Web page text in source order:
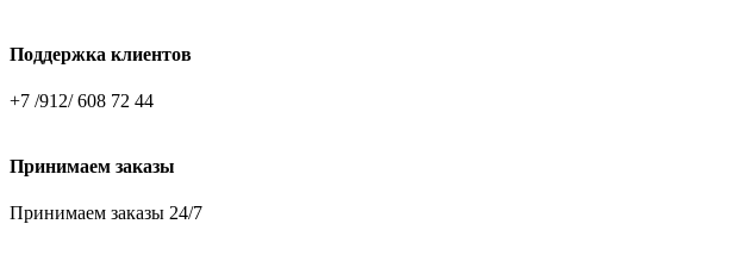
Поддержка клиентов
+7 /912/ 608 72 44
Принимаем заказы
Принимаем заказы 24/7